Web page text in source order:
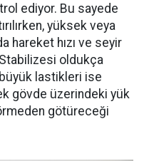
ediyor. Bu sayede
yüksek veya
hareket hızı ve seyir
oldukça
lastikleri ise
gövde üzerindeki yük
götüreceği